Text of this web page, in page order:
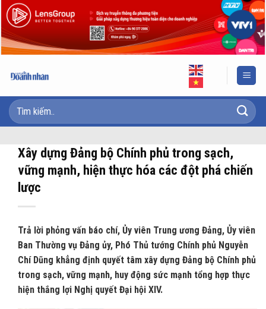
Skip
to
content
Xây dựng Đảng bộ Chính phủ trong sạch,
vững mạnh, hiện thực hóa các đột phá chiến
lược
Trả lời phỏng vấn báo chí, Ủy viên Trung ương Đảng, Ủy viên
Ban Thường vụ Đảng ủy, Phó Thủ tướng Chính phủ Nguyễn
Chí Dũng khẳng định quyết tâm xây dựng Đảng bộ Chính phủ
trong sạch, vững mạnh, huy động sức mạnh tổng hợp thực
hiện thắng lợi Nghị quyết Đại hội XIV.